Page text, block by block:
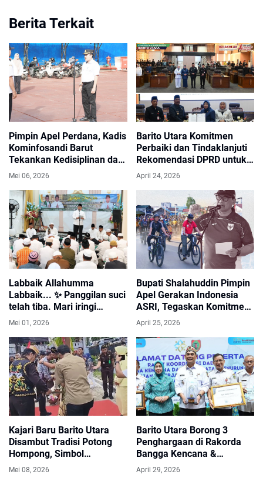
Berita Terkait
Pimpin Apel Perdana, Kadis
Kominfosandi Barut
Tekankan Kedisiplinan dan
Apresiasi Prestasi Daerah
Mei 06, 2026
Barito Utara Komitmen
Perbaiki dan Tindaklanjuti
Rekomendasi DPRD untuk
Pembangunan Lebih Baik
April 24, 2026
Labbaik Allahumma
Labbaik... ✨ Panggilan suci
telah tiba. Mari iringi
keberangkatan tamu-tamu
Mei 01, 2026
Bupati Shalahuddin Pimpin
Apel Gerakan Indonesia
ASRI, Tegaskan Komitmen
Kebersihan Lingkungan
April 25, 2026
Kajari Baru Barito Utara
Disambut Tradisi Potong
Hompong, Simbol
Kehormatan dan Harapan
Mei 08, 2026
Barito Utara Borong 3
Penghargaan di Rakorda
Bangga Kencana &
Penurunan Stunting
April 29, 2026